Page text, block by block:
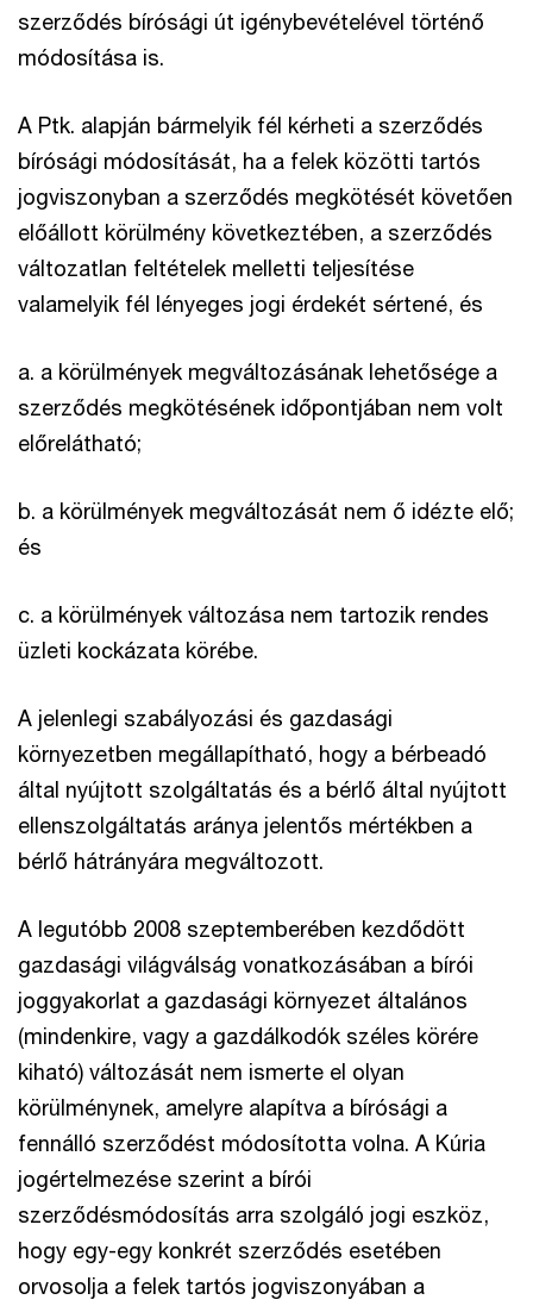
szerződés bírósági út igénybevételével történő
módosítása is.
A Ptk. alapján bármelyik fél kérheti a szerződés
bírósági módosítását, ha a felek közötti tartós
jogviszonyban a szerződés megkötését követően
előállott körülmény következtében, a szerződés
változatlan feltételek melletti teljesítése
valamelyik fél lényeges jogi érdekét sértené, és
a. a körülmények megváltozásának lehetősége a
szerződés megkötésének időpontjában nem volt
előrelátható;
b. a körülmények megváltozását nem ő idézte elő;
és
c. a körülmények változása nem tartozik rendes
üzleti kockázata körébe.
A jelenlegi szabályozási és gazdasági
környezetben megállapítható, hogy a bérbeadó
által nyújtott szolgáltatás és a bérlő által nyújtott
ellenszolgáltatás aránya jelentős mértékben a
bérlő hátrányára megváltozott.
A legutóbb 2008 szeptemberében kezdődött
gazdasági világválság vonatkozásában a bírói
joggyakorlat a gazdasági környezet általános
(mindenkire, vagy a gazdálkodók széles körére
kiható) változását nem ismerte el olyan
körülménynek, amelyre alapítva a bírósági a
fennálló szerződést módosította volna. A Kúria
jogértelmezése szerint a bírói
szerződésmódosítás arra szolgáló jogi eszköz,
hogy egy-egy konkrét szerződés esetében
orvosolja a felek tartós jogviszonyában a